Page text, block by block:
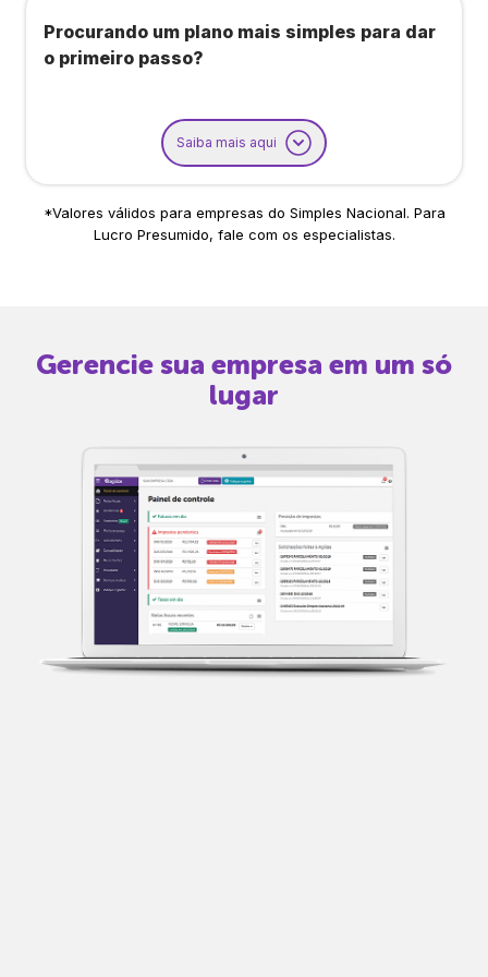
Procurando um plano mais simples para dar
o primeiro passo?
Saiba mais aqui
*Valores válidos para empresas do Simples Nacional. Para
Lucro Presumido, fale com os especialistas.
Gerencie sua empresa em um só
lugar